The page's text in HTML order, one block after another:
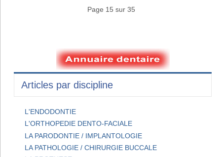
Page 15 sur 35
Articles par discipline
L'ENDODONTIE
L'ORTHOPEDIE DENTO-FACIALE
LA PARODONTIE / IMPLANTOLOGIE
LA PATHOLOGIE / CHIRURGIE BUCCALE